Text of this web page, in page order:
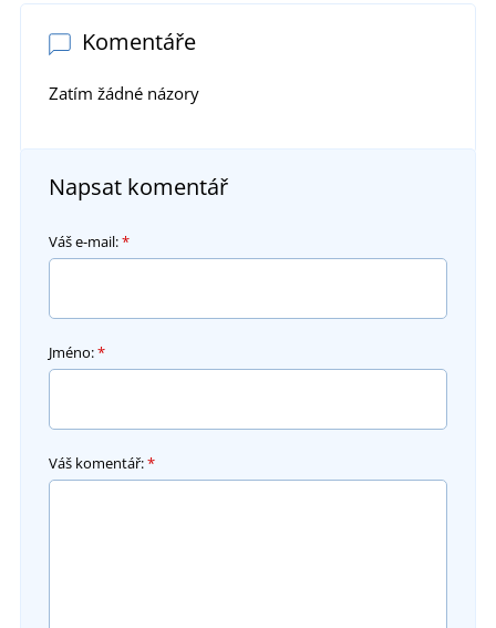
Komentáře
Zatím žádné názory
Napsat komentář
Váš e-mail:*
Jméno:*
Váš komentář:*